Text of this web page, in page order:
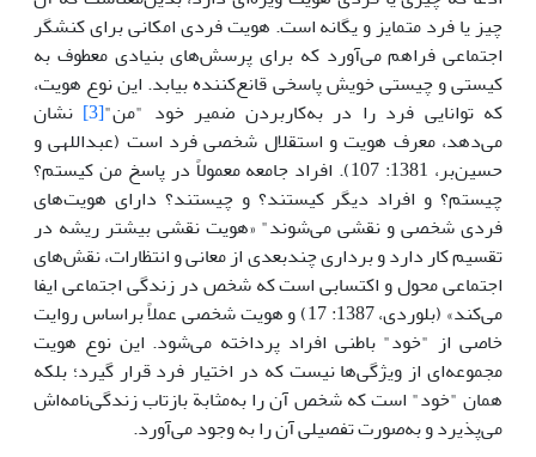
چیز یا فرد متمایز و یگانه است. هویت فردی امکانی برای کنشگر
اجتماعی فراهم می‌آورد که برای پرسش‌های بنیادی معطوف به
کیستی و چیستی خویش پاسخی قانع‌کننده بیابد. این نوع هویت،
که توانایی فرد را در به‌کاربردن ضمیر خود "من"[3]
نشان
می‌دهد، معرف هویت و استقلال شخصی فرد است (عبداللهی و
حسین‌بر، 1381: 107). افراد جامعه معمولاً در پاسخ من کیستم؟
چیستم؟ و افراد دیگر کیستند؟ و چیستند؟ دارای هویت‌های
فردی شخصی و نقشی می‌شوند" «هویت نقشی بیشتر ریشه در
تقسیم کار دارد و برداری چندبعدی از معانی و انتظارات، نقش‌های
اجتماعی محول و اکتسابی است که شخص در زندگی اجتماعی ایفا
می‌کند» (بلوردی، 1387: 17) و هویت شخصی عملاً براساس روایت
خاصی از "خود" باطنی افراد پرداخته می‌شود. این نوع هویت
مجموعه‌ای از ویژگی‌ها نیست که در اختیار فرد قرار گیرد؛ بلکه
همان "خود" است که شخص آن را به‌مثابة بازتاب زندگی‌نامه‌اش
می‌پذیرد و به‌صورت تفصیلی آن را به وجود می‌آورد.